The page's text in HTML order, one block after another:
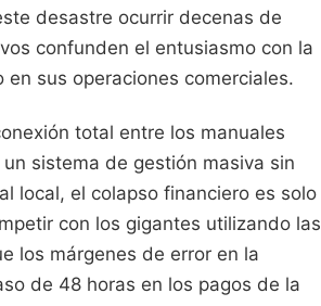
desastre ocurrir decenas de
confunden el entusiasmo con la
sus operaciones comerciales.
total entre los manuales
sistema de gestión masiva sin
local, el colapso financiero es solo
con los gigantes utilizando las
los márgenes de error en la
de 48 horas en los pagos de la